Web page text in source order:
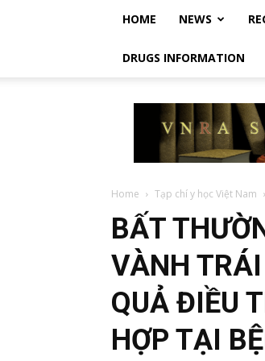
HOME NEWS
DRUGS INFORMATION
Vietnam
Regulatory
Affairs
Society
Luật
Việt
Nam
Home Tạp chí y học Việt Nam
BẤT
VÀNH
QUẢ ĐIỀU
HỢP TẠI